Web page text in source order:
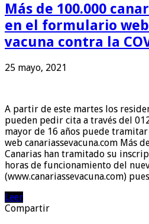
Más de 100.000
en el formulario
vacuna contra la
25 mayo, 2021
A partir de este martes los
pueden pedir cita a través del
mayor de 16 años puede
web canariassevacuna.com Más
Canarias han tramitado su
horas de funcionamiento del
(www.canariassevacuna.com)
Leer
Compartir